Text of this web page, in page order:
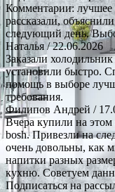
Комментарии: лучшее
рассказали,
следующий день.
Наталья/ 22.06.2026
Заказали
установили быстро.
помощь в выборе
требования.
Филипов Андрей /
Вчера купили на
bosh. Привезли на
очень довольны, как
напитки разных
кухню. Советуем
Подписаться на